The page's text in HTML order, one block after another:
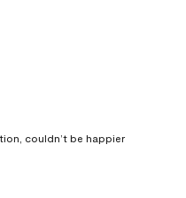
couldn’t be happier